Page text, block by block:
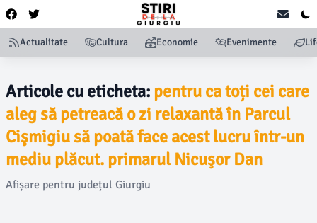
Actualitate Cultura Economie Evenimente
Articole cu eticheta: pentru ca toți cei care
aleg să petreacă o zi relaxantă în Parcul
Cişmigiu să poată face acest lucru într-un
mediu plăcut. primarul Nicuşor Dan
Afișare pentru județul Giurgiu